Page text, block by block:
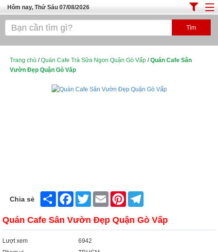
Hôm nay, Thứ Sáu 07/08/2026
Trang chủ
Cafe - Kem- Trà Sữa
Trang chủ /Quán Cafe Trà Sữa Ngon Quận Gò Vấp /Quán Cafe Sân
Vườn Đẹp Quận Gò Vấp
Chia sẻ Share FacebookTwitter Email Pinterest
Quán Cafe Sân Vườn Đẹp Quận Gò Vấp
Lượt xem
6942